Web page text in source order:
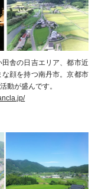
田舎の日吉エリア、都市近
顔を持つ南丹市。京都市
動が盛んです。